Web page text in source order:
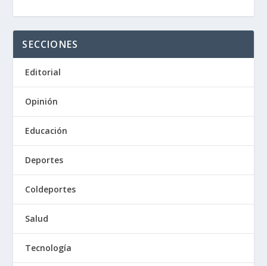
SECCIONES
Editorial
Opinión
Educación
Deportes
Coldeportes
Salud
Tecnología